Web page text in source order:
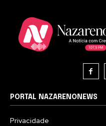
PORTAL NAZARENONEWS
Privacidade